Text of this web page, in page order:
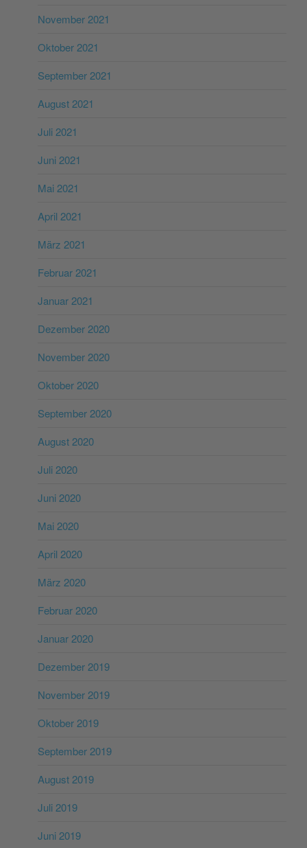
November 2021
Oktober 2021
September 2021
August 2021
Juli 2021
Juni 2021
Mai 2021
April 2021
März 2021
Februar 2021
Januar 2021
Dezember 2020
November 2020
Oktober 2020
September 2020
August 2020
Juli 2020
Juni 2020
Mai 2020
April 2020
März 2020
Februar 2020
Januar 2020
Dezember 2019
November 2019
Oktober 2019
September 2019
August 2019
Juli 2019
Juni 2019